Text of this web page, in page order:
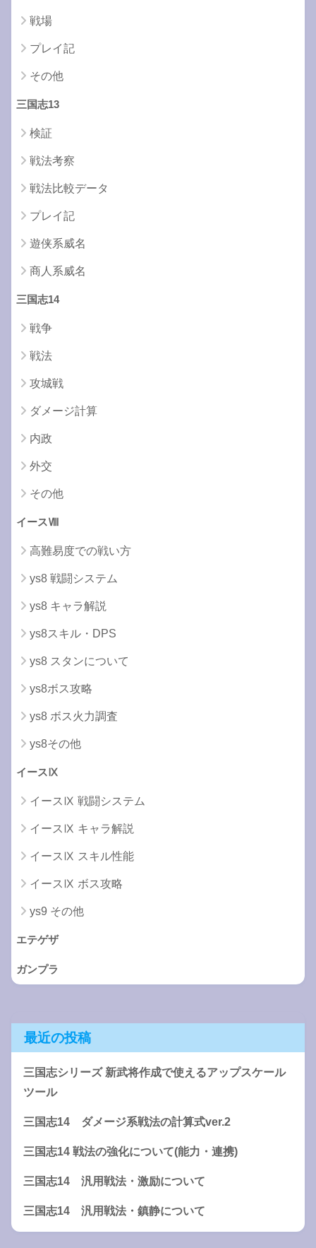
戦場
プレイ記
その他
三国志13
検証
戦法考察
戦法比較データ
プレイ記
遊侠系威名
商人系威名
三国志14
戦争
戦法
攻城戦
ダメージ計算
内政
外交
その他
イースⅧ
高難易度での戦い方
ys8 戦闘システム
ys8 キャラ解説
ys8スキル・DPS
ys8 スタンについて
ys8ボス攻略
ys8 ボス火力調査
ys8その他
イースⅨ
イースⅨ 戦闘システム
イースⅨ キャラ解説
イースⅨ スキル性能
イースⅨ ボス攻略
ys9 その他
エテゲザ
ガンプラ
最近の投稿
三国志シリーズ 新武将作成で使えるアップスケール
ツール
三国志14 ダメージ系戦法の計算式ver.2
三国志14 戦法の強化について(能力・連携)
三国志14 汎用戦法・激励について
三国志14 汎用戦法・鎮静について